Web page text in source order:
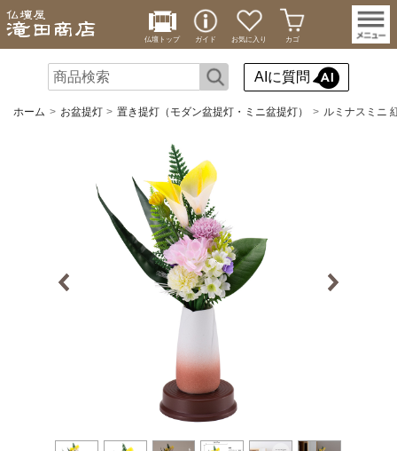
仏壇トップ ガイド お気に入り カゴ
AIに質問
ホーム お盆提灯 置き提灯（モダン盆提灯・ミニ盆提灯） ルミナスミニ